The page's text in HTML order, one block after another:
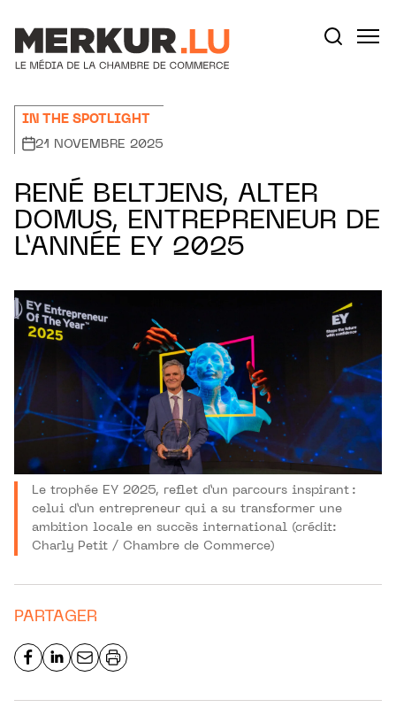
IN THE SPOTLIGHT
21 NOVEMBRE 2025
RENÉ BELTJENS, ALTER
DOMUS, ENTREPRENEUR DE
L’ANNÉE EY 2025
Le trophée EY 2025, reflet d’un parcours inspirant :
celui d’un entrepreneur qui a su transformer une
ambition locale en succès international (crédit:
Charly Petit / Chambre de Commerce)
PARTAGER